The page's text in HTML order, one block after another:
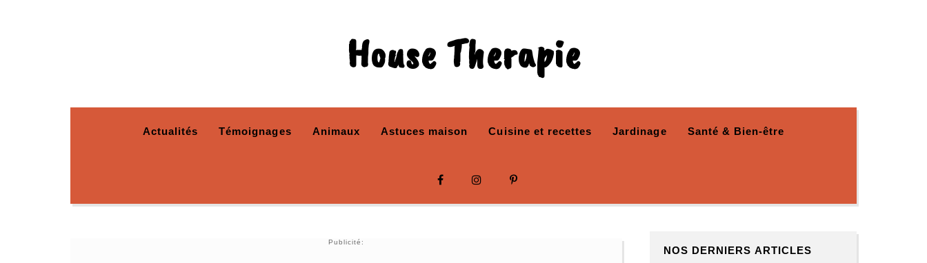
House Therapie
Actualités Témoignages Animaux Astuces maison Cuisine et recettes Jardinage Santé & Bien-être
Publicité:
NOS DERNIERS ARTICLES